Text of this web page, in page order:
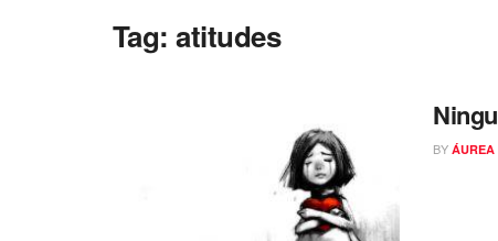
Tag:atitudes
BY ÁUREA